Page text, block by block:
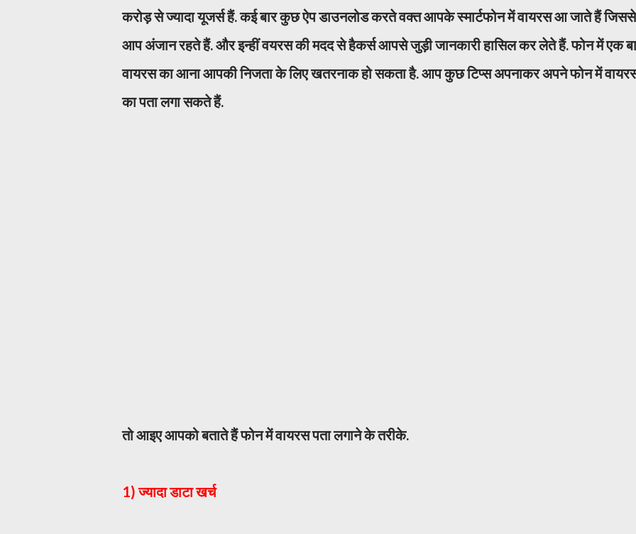
करोड़ से ज्यादा यूजर्स हैं. कई बार कुछ ऐप डाउनलोड करते वक्त आपके स्मार्टफोन में वायरस आ जाते हैं जिससे
आप अंजान रहते हैं. और इन्हीं वयरस की मदद से हैकर्स आपसे जुड़ी जानकारी हासिल कर लेते हैं. फोन में एक
वायरस का आना आपकी निजता के लिए खतरनाक हो सकता है. आप कुछ टिप्स अपनाकर अपने फोन में
का पता लगा सकते हैं.
तो आइए आपको बताते हैं फोन में वायरस पता लगाने के तरीके.
1) ज्यादा डाटा खर्च